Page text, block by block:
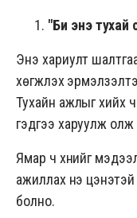
"Би энэ
Энэ хариулт
хөгжүүлэх
Тухайн ажлыг хийх
гэдгээ харуулж
Ямар ч хүнийг
ажиллах үнэ
болно.